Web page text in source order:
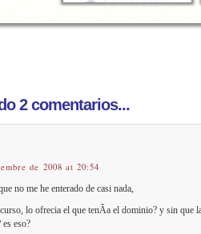
2 comentarios...
de 2008 at 20:54
no me he enterado de casi nada,
lo ofrecia el que tenÃ­a el dominio? y sin que
es eso?